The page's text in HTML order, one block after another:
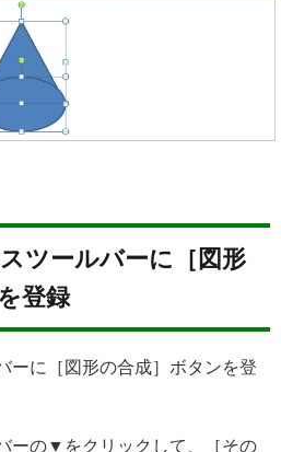
ツールバーに［図形
登録
ーに［図形の合成］ボタンを登
ーの▼をクリックして、［その